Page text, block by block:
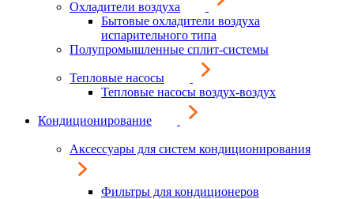
Охладители воздуха
Бытовые охладители воздуха
испарительного типа
Полупромышленные сплит-системы
Тепловые насосы
Тепловые насосы воздух-воздух
Кондиционирование
Аксессуары для систем кондиционирования
Фильтры для кондиционеров